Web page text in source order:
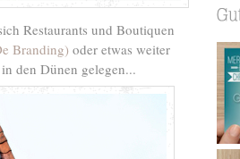
Restaurants und Boutiquen
Branding) oder etwas weiter
den Dünen gelegen...